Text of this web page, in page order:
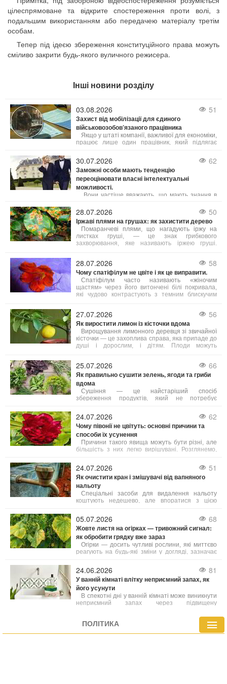
цілеспрямоване та відкрите спостереження проти волі, з
подальшим використанням або передачею матеріалу третім
особам.
Тепер під ідеєю збереження конституційного права можуть
сміливо закрити будь-якого вуличного режисера.
Інші новини розділу
03.08.2026 51
Захист від мобілізації для єдиного
військовозобов’язаного працівника
Якщо у штаті компанії, важливої для економіки,
працює лише один працівник, який підлягає
обмеження щодо 50% квоти на бронювання. В
такому випадку підприємство має законне право
оформити відтермінування мобілізації саме для
цього співробітника.
30.07.2026 62
Заможні особи мають тенденцію
переоцінювати власні інтелектуальні
можливості.
Вони частіше вважають, що мають знання в
вони схильні переоцінювати швидше, ніж
недооцінювати.
28.07.2026 50
Іржаві плями на грушах: як захистити дерево
Помаранчеві плями, що нагадують іржу на
листках груші, — це знак грибкового
захворювання, яке називають іржею груші.
рано, дерево ослаблюється, гірше дає плоди та
важче проходить підготовку до зими. Тому дуже
важливо боротися з цією хворобою.
28.07.2026 58
Чому спатіфілум не цвіте і як це виправити.
Спатіфілум часто називають «жіночим
щастям» через його витончені білі покривала,
які чудово контрастують з темним блискучим
протягом місяців або навіть років. Причин
відсутності цвітіння декілька, і більшість з них
легко усунути.
27.07.2026 56
Як виростити лимон із кісточки вдома
Вирощування лимонного деревця зі звичайної
кісточки — це захоплива справа, яка припаде до
душі і дорослим, і дітям. Плоди можуть
чудовою прикрасою будь-якого підвіконня.
Головне — знати кілька корисних порад, з яких
починається успіх.
25.07.2026 66
Як правильно сушити зелень, ягоди та гриби
вдома
Сушіння — це найстаріший спосіб
збереження продуктів, який не потребує
зберегти корисні речовини. Якщо зелень, ягоди
або гриби висушені за правилами, вони довго
зберігають свій аромат і смакові властивості.
Розглянемо, як сушити різні продукти вдома
різними методами.
24.07.2026 62
Чому півонії не цвітуть: основні причини та
способи їх усунення
Причини такого явища можуть бути різні, але
більшість з них легко вирішувані. Розглянемо,
щороку радували рясним і тривалим цвітінням.
24.07.2026 51
Як очистити кран і змішувачі від вапняного
нальоту
Спеціальні засоби для видалення нальоту
коштують недешево, але впоратися з цією
продуктами. Розглянемо, як повернути блиск
сантехніці й при цьому не пошкодити її
делікатне покриття.
05.07.2026 68
Жовте листя на огірках — тривожний сигнал:
як обробити грядку вже зараз
Огірки — досить чутливі рослини, які миттєво
реагують на будь-які зміни у догляді, зазначає
кілька днів спеки, нерегулярного поливу або
неправильного внесення добрив.
24.06.2026 81
У ванній кімнаті влітку неприємний запах, як
його усунути
В спекотні дні у ванній кімнаті може виникнути
неприємний запах через підвищену
активно розмножуються бактерії та грибки, які
стають причиною різних неприємних ароматів.
ПОЛІТИКА